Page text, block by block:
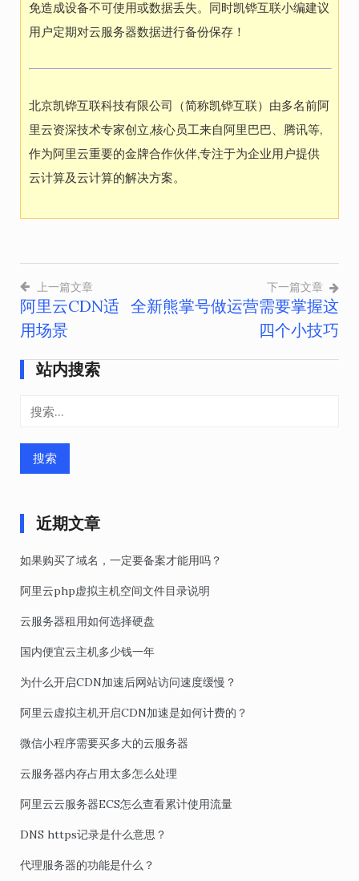
免造成设备不可使用或数据丢失。同时凯铧互联小编建议
用户定期对云服务器数据进行备份保存！
北京凯铧互联科技有限公司（简称凯铧互联）由多名前阿
里云资深技术专家创立,核心员工来自阿里巴巴、腾讯等,
作为阿里云重要的金牌合作伙伴,专注于为企业用户提供
云计算及云计算的解决方案。
文
章
导
航
上一篇文章
阿里云CDN适
用场景
下一篇文章
全新熊掌号做运营需要掌握这
四个小技巧
站内搜索
近期文章
如果购买了域名，一定要备案才能用吗？
阿里云php虚拟主机空间文件目录说明
云服务器租用如何选择硬盘
国内便宜云主机多少钱一年
为什么开启CDN加速后网站访问速度缓慢？
阿里云虚拟主机开启CDN加速是如何计费的？
微信小程序需要买多大的云服务器
云服务器内存占用太多怎么处理
阿里云云服务器ECS怎么查看累计使用流量
DNS https记录是什么意思？
代理服务器的功能是什么？